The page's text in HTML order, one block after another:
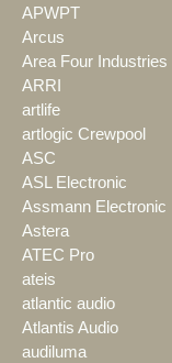
APWPT
Arcus
Area Four Industries
ARRI
artlife
artlogic Crewpool
ASC
ASL Electronic
Assmann Electronic
Astera
ATEC Pro
ateis
atlantic audio
Atlantis Audio
audiluma